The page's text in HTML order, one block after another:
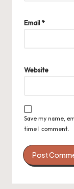
Email*
Website
Save my name,
time I comment.